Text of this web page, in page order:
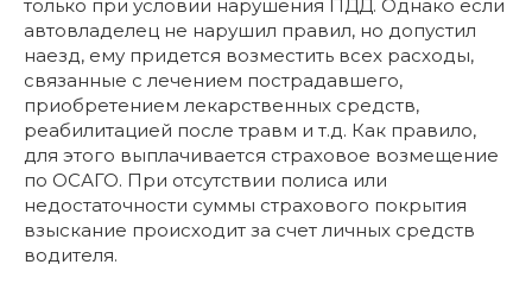
только при условии нарушения ПДД. Однако если
автовладелец не нарушил правил, но допустил
наезд, ему придется возместить всех расходы,
связанные с лечением пострадавшего,
приобретением лекарственных средств,
реабилитацией после травм и т.д. Как правило,
для этого выплачивается страховое возмещение
по ОСАГО. При отсутствии полиса или
недостаточности суммы страхового покрытия
взыскание происходит за счет личных средств
водителя.